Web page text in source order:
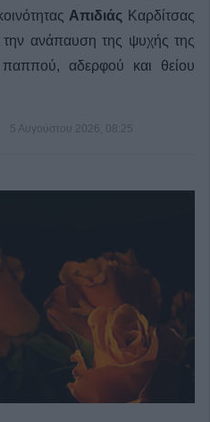
Απιδιάς Καρδίτσας
την ανάπαυση της ψυχής της
αδερφού και θείου
5 Αυγούστου 2026, 08:25